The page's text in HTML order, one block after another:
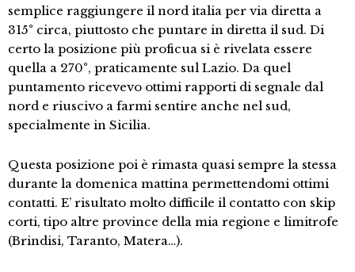
semplice raggiungere il nord italia per via diretta a
315° circa, piuttosto che puntare in diretta il sud. Di
certo la posizione più proficua si è rivelata essere
quella a 270°, praticamente sul Lazio. Da quel
puntamento ricevevo ottimi rapporti di segnale dal
nord e riuscivo a farmi sentire anche nel sud,
specialmente in Sicilia.
Questa posizione poi è rimasta quasi sempre la stessa
durante la domenica mattina permettendomi ottimi
contatti. E’ risultato molto difficile il contatto con skip
corti, tipo altre province della mia regione e limitrofe
(Brindisi, Taranto, Matera…).